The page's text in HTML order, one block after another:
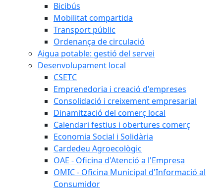
Bicibús
Mobilitat compartida
Transport públic
Ordenança de circulació
Aigua potable: gestió del servei
Desenvolupament local
CSETC
Emprenedoria i creació d'empreses
Consolidació i creixement empresarial
Dinamització del comerç local
Calendari festius i obertures comerç
Economia Social i Solidària
Cardedeu Agroecològic
OAE - Oficina d'Atenció a l'Empresa
OMIC - Oficina Municipal d'Informació al
Consumidor